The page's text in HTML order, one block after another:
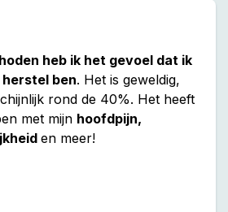
heb ik het gevoel dat ik
ben. Het is geweldig,
rond de 40%. Het heeft
met mijn hoofdpijn,
en meer!